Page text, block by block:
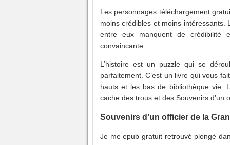
Les personnages téléchargement
moins crédibles et moins
entre eux manquent de crédibilité
convaincante.
L’histoire est un puzzle qui se
parfaitement. C’est un livre qui vous
hauts et les bas de bibliothèque vie.
cache des trous et des Souvenirs d’un
Souvenirs d’un officier de la
Je me epub gratuit retrouvé plongé